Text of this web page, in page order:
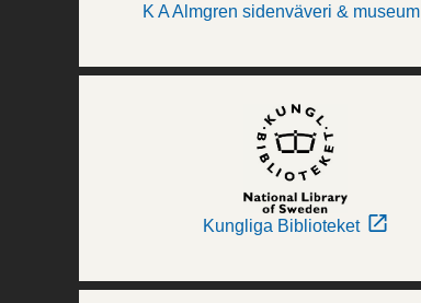
K A Almgren sidenväveri & museum
Kungliga Biblioteket